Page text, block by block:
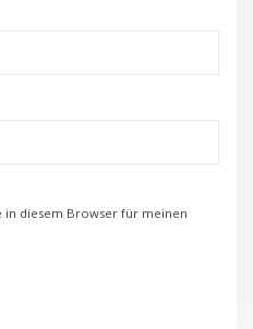
in diesem Browser für meinen